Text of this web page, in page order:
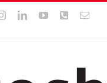
InstagramLinkedInYouTubeWhatsApp
Email